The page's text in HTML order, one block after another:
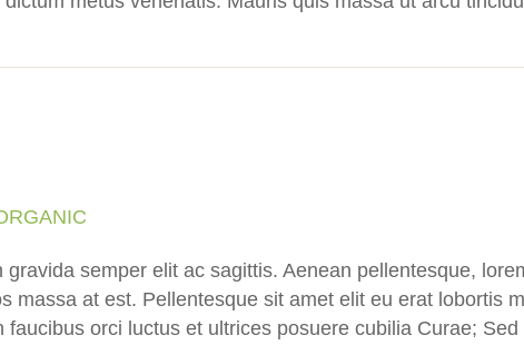
semper elit ac sagittis. Aenean pellentesque,
massa at est. Pellentesque sit amet elit eu erat lobortis
faucibus orci luctus et ultrices posuere cubilia Curae;